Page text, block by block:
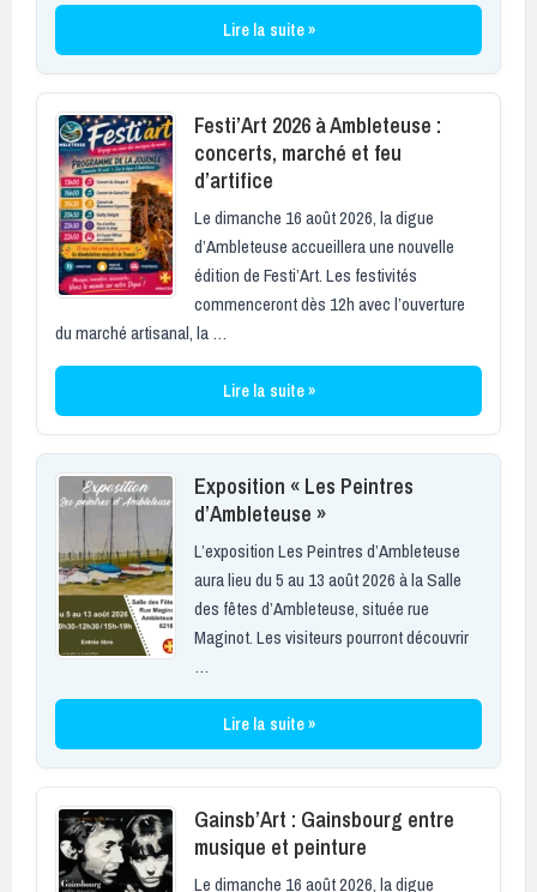
Lire la suite »
Festi’Art 2026 à Ambleteuse :
concerts, marché et feu
d’artifice
Le dimanche 16 août 2026, la digue
d’Ambleteuse accueillera une nouvelle
édition de Festi’Art. Les festivités
commenceront dès 12h avec l’ouverture
du marché artisanal, la …
Lire la suite »
Exposition « Les Peintres
d’Ambleteuse »
L’exposition Les Peintres d’Ambleteuse
aura lieu du 5 au 13 août 2026 à la Salle
des fêtes d’Ambleteuse, située rue
Maginot. Les visiteurs pourront découvrir
…
Lire la suite »
Gainsb’Art : Gainsbourg entre
musique et peinture
Le dimanche 16 août 2026, la digue